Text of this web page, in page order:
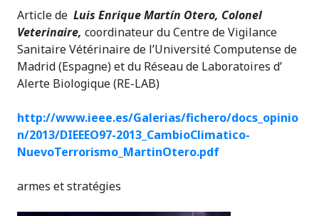
Article de Luis Enrique Martín Otero, Colonel
Veterinaire, coordinateur du Centre de Vigilance
Sanitaire Vétérinaire de l’Université Computense de
Madrid (Espagne) et du Réseau de Laboratoires d’
Alerte Biologique (RE-LAB)
http://www.ieee.es/Galerias/fichero/docs_opinio
n/2013/DIEEEO97-2013_CambioClimatico-
NuevoTerrorismo_MartinOtero.pdf
armes et stratégies